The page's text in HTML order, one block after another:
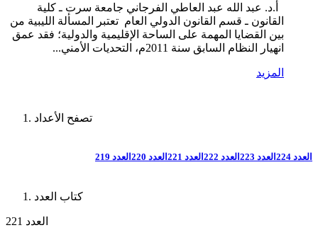
أ‌.د. عبد الله عبد العاطي الفرجاني جامعة سرت ـ كلية
القانون ـ قسم القانون الدولي العام تعتبر المسألة الليبية من
بين القضايا المهمة على الساحة الإقليمية والدولية؛ فقد عمق
انهيار النظام السابق سنة 2011م، التحديات الأمني...
المزيد
تصفح الأعداد
العدد 224 العدد 223 العدد 222 العدد 221 العدد 220 العدد 219
كتاب العدد
العدد 221